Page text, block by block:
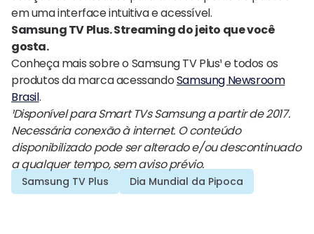
em uma interface intuitiva e acessível.
Samsung TV Plus. Streaming do jeito que você
gosta.
Conheça mais sobre o Samsung TV Plus¹ e todos os
produtos da marca acessandoSamsung Newsroom
Brasil.
¹Disponível para Smart TVs Samsung a partir de 2017.
Necessária conexão à internet. O conteúdo
disponibilizado pode ser alterado e/ou descontinuado
a qualquer tempo, sem aviso prévio.
Samsung TV Plus Dia Mundial da Pipoca